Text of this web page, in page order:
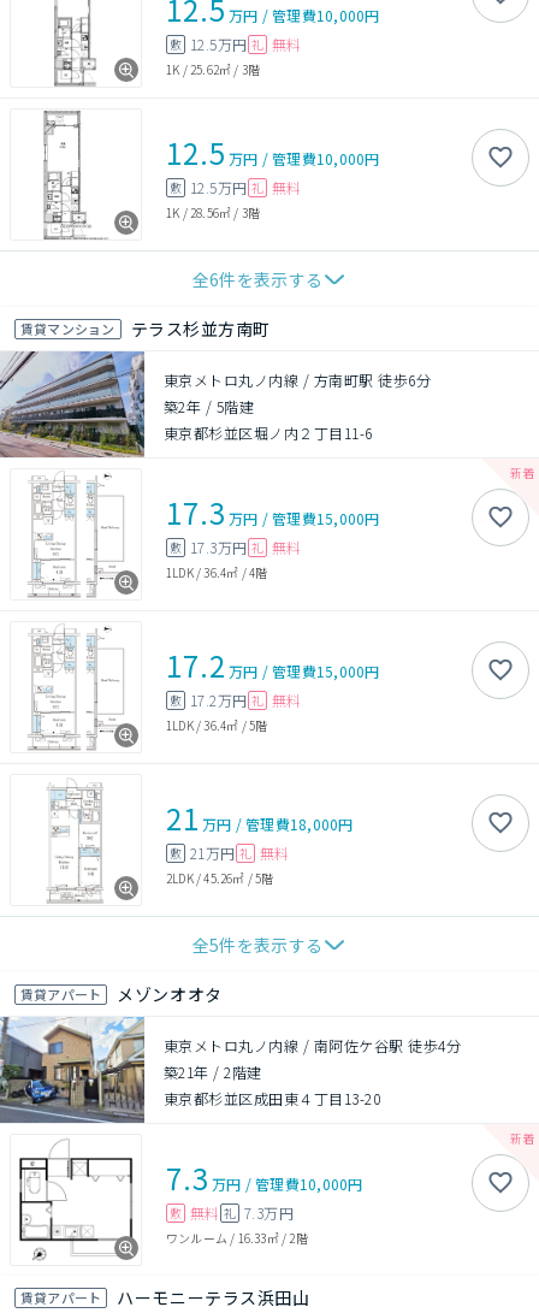
12.5 万円 /管理費10,000円
敷 12.5万円 礼 無料
1K /25.62㎡ / 3階
12.5 万円 /管理費10,000円
敷 12.5万円 礼 無料
1K / 28.56㎡ / 3階
全6件を表示する
賃貸マンション テラス杉並方南町
東京メトロ丸ノ内線 / 方南町駅 徒歩6分
築2年 / 5階建
東京都杉並区堀ノ内２丁目11-6
17.3 万円 /管理費15,000円
敷 17.3万円 礼 無料
1LDK/36.4㎡ /4階
17.2 万円 /管理費15,000円
敷 17.2万円 礼 無料
1LDK/36.4㎡ /5階
21 万円 /管理費18,000円
敷 21万円 礼 無料
2LDK/45.26㎡ /5階
全5件を表示する
賃貸アパート メゾンオオタ
東京メトロ丸ノ内線 / 南阿佐ケ谷駅 徒歩4分
築21年 /2階建
東京都杉並区成田東４丁目13-20
7.3 万円 /管理費10,000円
敷 無料 礼 7.3万円
ワンルーム / 16.33㎡/ 2階
賃貸アパート ハーモニーテラス浜田山